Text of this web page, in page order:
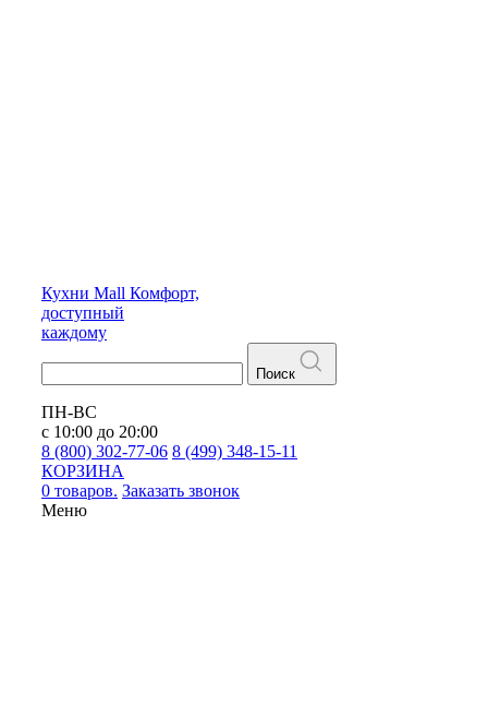
Кухни Mall Комфорт,
доступный
каждому
Поиск
ПН-ВС
с 10:00 до 20:00
8 (800) 302-77-06 8 (499) 348-15-11
КОРЗИНА
0 товаров. Заказать звонок
Меню